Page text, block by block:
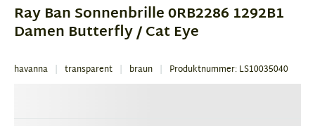
3
Ray Ban Sonnenbrille 0RB2286 1292B1
Damen Butterfly / Cat Eye
havanna transparent braun Produktnummer: LS10035040